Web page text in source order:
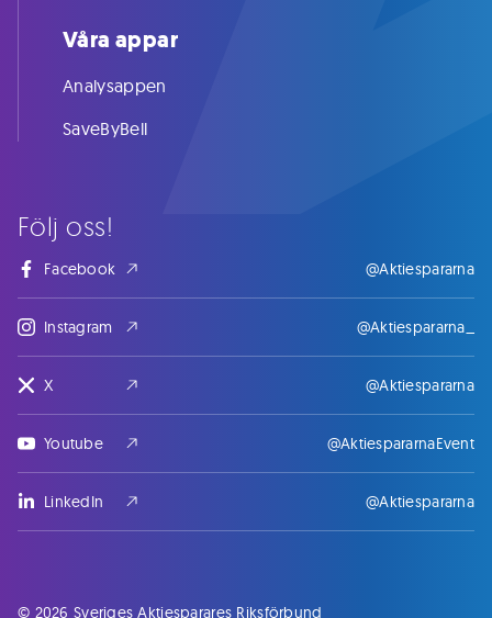
Följ oss!
Facebook @Aktiespararna
Instagram @Aktiespararna_
X @Aktiespararna
Youtube @AktiespararnaEvent
LinkedIn @Aktiespararna
Våra appar
Analysappen
SaveByBell
© 2026 Sveriges Aktiesparares Riksförbund